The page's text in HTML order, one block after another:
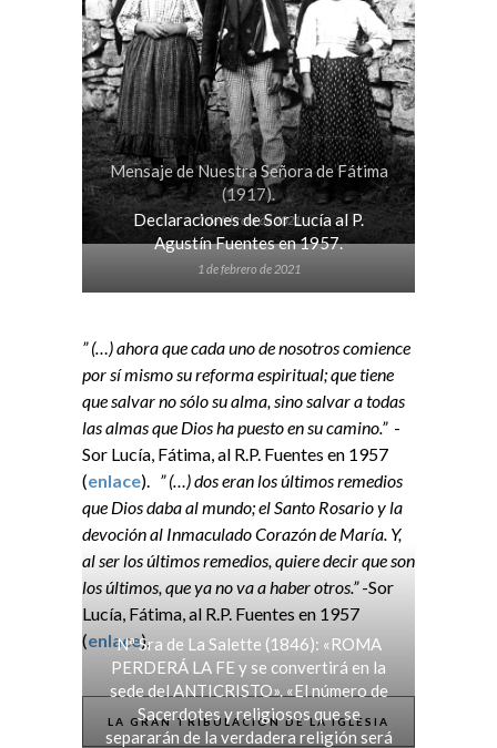
Mensaje de Nuestra Señora de Fátima
(1917).
2 de febrero de 2021
Declaraciones de Sor Lucía al P.
Agustín Fuentes en 1957.
1 de febrero de 2021
” (…) ahora que cada uno de nosotros comience
por sí mismo su reforma espiritual; que tiene
que salvar no sólo su alma, sino salvar a todas
las almas que Dios ha puesto en su camino.” -
Sor Lucía, Fátima, al R.P. Fuentes en 1957
(enlace). ” (…) dos eran los últimos remedios
que Dios daba al mundo; el Santo Rosario y la
devoción al Inmaculado Corazón de María. Y,
al ser los últimos remedios, quiere decir que son
los últimos, que ya no va a haber otros.”-Sor
Lucía, Fátima, al R.P. Fuentes en 1957
(enlace).
LA GRAN TRIBULACIÓN DE LA IGLESIA
Nª Sra de La Salette (1846): «ROMA
PERDERÁ LA FE y se convertirá en la
sede del ANTICRISTO». «El número de
Sacerdotes y religiosos que se
separarán de la verdadera religión será